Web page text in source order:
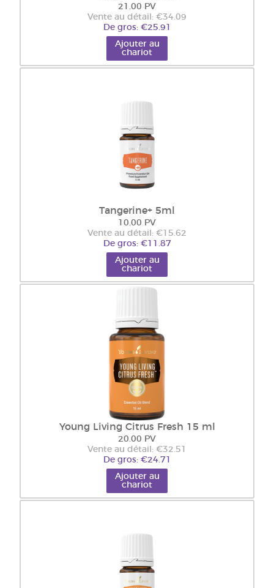
21.00 PV
Vente au détail: €34.09
De gros: €25.91
Ajouter au
chariot
Tangerine+ 5ml
10.00 PV
Vente au détail: €15.62
De gros: €11.87
Ajouter au
chariot
Young Living Citrus Fresh 15 ml
20.00 PV
Vente au détail: €32.51
De gros: €24.71
Ajouter au
chariot